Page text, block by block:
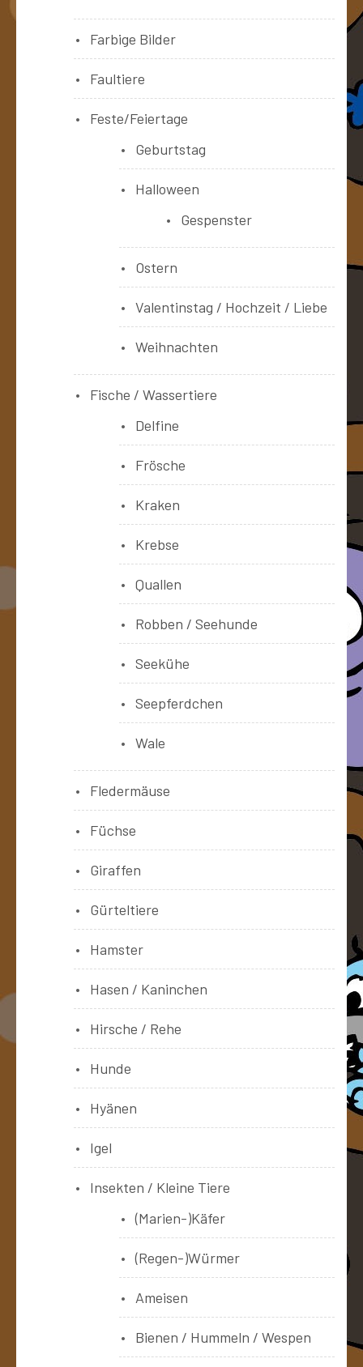
Farbige Bilder
Faultiere
Feste/Feiertage
Geburtstag
Halloween
Gespenster
Ostern
Valentinstag / Hochzeit / Liebe
Weihnachten
Fische / Wassertiere
Delfine
Frösche
Kraken
Krebse
Quallen
Robben / Seehunde
Seekühe
Seepferdchen
Wale
Fledermäuse
Füchse
Giraffen
Gürteltiere
Hamster
Hasen / Kaninchen
Hirsche / Rehe
Hunde
Hyänen
Igel
Insekten / Kleine Tiere
(Marien-)Käfer
(Regen-)Würmer
Ameisen
Bienen / Hummeln / Wespen